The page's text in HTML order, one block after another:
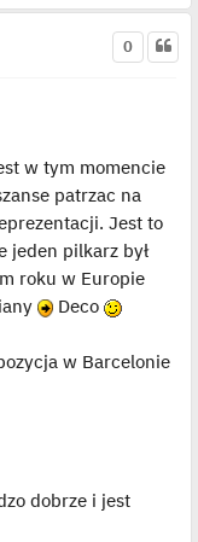
0
w tym momencie
patrzac na
Jest to
jeden pilkarz był
roku w Europie
Deco
w Barcelonie
dobrze i jest